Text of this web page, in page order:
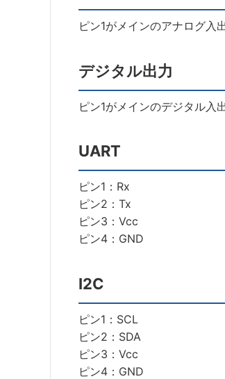
ピン1がメインのアナログ入
デジタル出力
ピン1がメインのデジタル入
UART
ピン1：Rx
ピン2：Tx
ピン3：Vcc
ピン4：GND
I2C
ピン1：SCL
ピン2：SDA
ピン3：Vcc
ピン4：GND